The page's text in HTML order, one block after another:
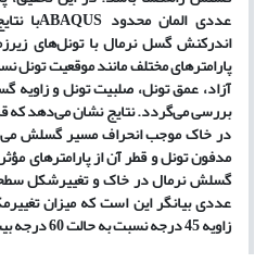
عددی المان محدود ABAQUSبا
اندرکنش گسل نرمال با تونل‌های
پارامترهای مختلف مانند موقعیت
آزاد، عمق تونل، صلبیت تونل و
بررسی می‌گردد. نتایج نشان می‌دهد که
در خاک موجب انحراف مسیر گسلش
مدفون تونل و قطر آن از پارامترهای
گسلش نرمال در خاک و تغییر‌شکل
عددی بیانگر این است که میزان
زاویه 45 درجه نسبت به حالت 60 درجه بیشتر است.